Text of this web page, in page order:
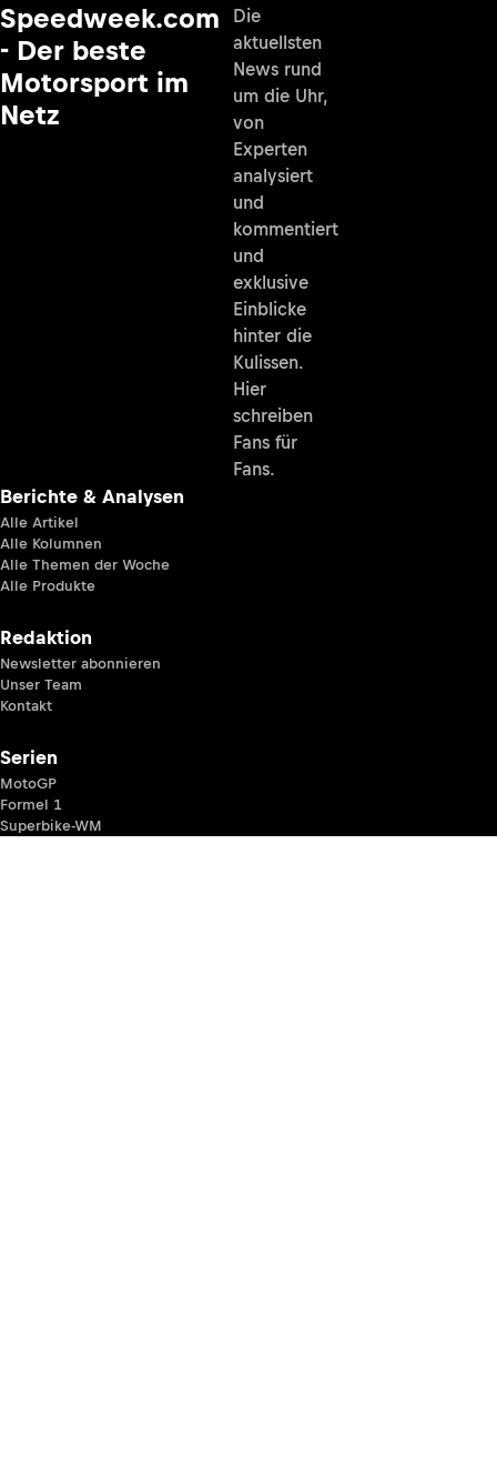
Speedweek.com
- Der beste
Motorsport im
Netz
Die
aktuellsten
News rund
um die Uhr,
von
Experten
analysiert
und
kommentiert
und
exklusive
Einblicke
hinter die
Kulissen.
Hier
schreiben
Fans für
Fans.
Berichte & Analysen
Alle Artikel
Alle Kolumnen
Alle Themen der Woche
Alle Produkte
Redaktion
Newsletter abonnieren
Unser Team
Kontakt
Serien
MotoGP
Formel 1
Superbike-WM